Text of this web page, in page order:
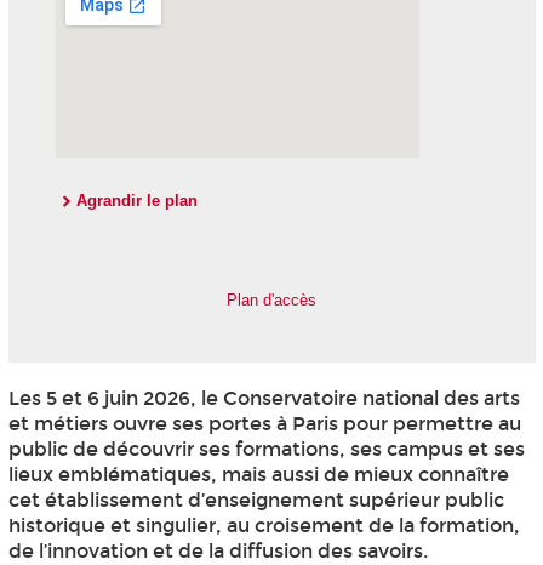
Agrandir le plan
Plan d'accès
Les 5 et 6 juin 2026, le Conservatoire national des arts
et métiers ouvre ses portes à Paris pour permettre au
public de découvrir ses formations, ses campus et ses
lieux emblématiques, mais aussi de mieux connaître
cet établissement d’enseignement supérieur public
historique et singulier, au croisement de la formation,
de l’innovation et de la diffusion des savoirs.